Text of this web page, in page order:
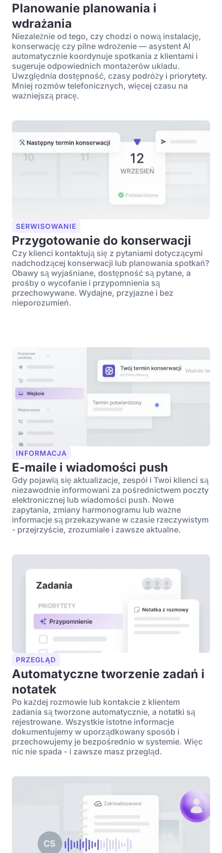
Planowanie planowania i
wdrażania
Niezależnie od tego, czy chodzi o nową instalację,
konserwację czy pilne wdrożenie — asystent AI
automatycznie koordynuje spotkania z klientami i
sugeruje odpowiednich montażerów układu.
Uwzględnia dostępność, czasy podróży i priorytety.
Mniej rozmów telefonicznych, więcej czasu na
ważniejszą pracę.
SERWISOWANIE
Przygotowanie do konserwacji
Czy klienci kontaktują się z pytaniami dotyczącymi
nadchodzącej konserwacji lub planowania spotkań?
Obawy są wyjaśniane, dostępność są pytane, a
prośby o wycofanie i przypomnienia są
przechowywane. Wydajne, przyjazne i bez
nieporozumień.
INFORMACJA
E-maile i wiadomości push
Gdy pojawią się aktualizacje, zespół i Twoi klienci są
niezawodnie informowani za pośrednictwem poczty
elektronicznej lub wiadomości push. Nowe
zapytania, zmiany harmonogramu lub ważne
informacje są przekazywane w czasie rzeczywistym
- przejrzyście, zrozumiałe i zawsze aktualne.
PRZEGLĄD
Automatyczne tworzenie zadań i
notatek
Po każdej rozmowie lub kontakcie z klientem
zadania są tworzone automatycznie, a notatki są
rejestrowane. Wszystkie istotne informacje
dokumentujemy w uporządkowany sposób i
przechowujemy je bezpośrednio w systemie. Więc
nic nie spada - i zawsze masz przegląd.